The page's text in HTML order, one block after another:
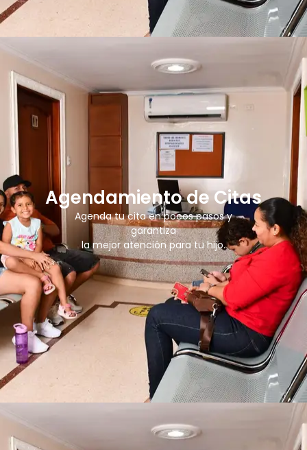
Agendamiento de Citas
Agenda tu cita en pocos pasos y
garantiza
la mejor atención para tu hijo.